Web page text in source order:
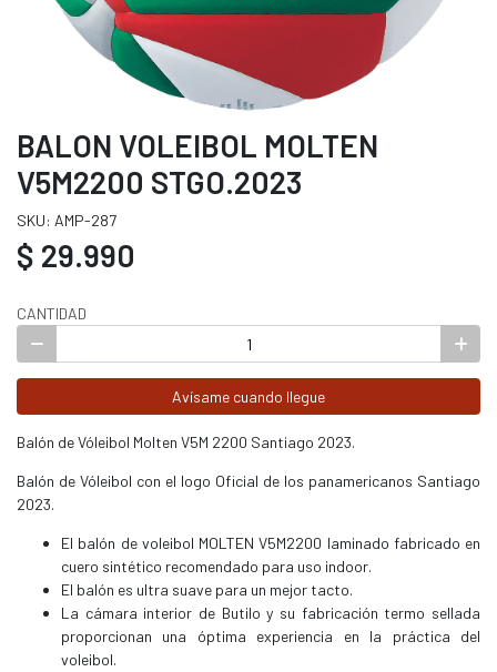
BALON VOLEIBOL MOLTEN
V5M2200 STGO.2023
SKU: AMP-287
$ 29.990
CANTIDAD
Avísame cuando llegue
Balón de Vóleibol Molten V5M 2200 Santiago 2023.
Balón de Vóleibol con el logo Oficial de los panamericanos Santiago
2023.
El balón de voleibol MOLTEN V5M2200 laminado fabricado en
cuero sintético recomendado para uso indoor.
El balón es ultra suave para un mejor tacto.
La cámara interior de Butilo y su fabricación termo sellada
proporcionan una óptima experiencia en la práctica del
voleibol.